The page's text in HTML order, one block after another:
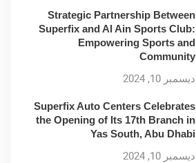
Strategic Partnership Between
Superfix and Al Ain Sports Club:
Empowering Sports and
Community
ديسمبر 10, 2024
Superfix Auto Centers Celebrates
the Opening of Its 17th Branch in
Yas South, Abu Dhabi
ديسمبر 10, 2024